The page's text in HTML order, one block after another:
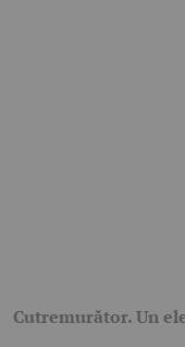
Cutremurător. Un